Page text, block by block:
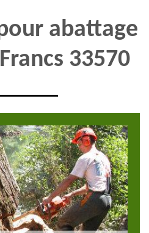
abattage
33570